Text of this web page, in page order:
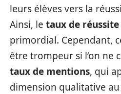
leurs élèves vers la
Ainsi, le taux de réussite
primordial. Cependant,
être trompeur si l’on ne
taux de mentions, qui
dimension qualitative au